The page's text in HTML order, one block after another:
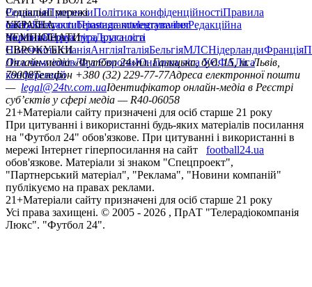
РедакціяПрогнозиПолітика конфіденційностіПравила
сайтуКонтактиПравила коментуванняРедакційна
політикаСтруктура власності
Соціальні мережі
facebookxyoutubeinstagramtelegramviber
УКРАЇНА
УкраїнаПерша лігаДруга ліга
ЧЕМПІОНАТИ
НімеччинаІспаніяАнгліяІталіяБельгіяМЛСНідерландиФранція
ЄВРОКУБКИ
Ліга чемпіонівЛіга ЄвропиЮнацька ліга УЄФАЛіга
конференцій
Онлайн-медіа «Футбол 24»пл. Галицька, буд. 15, м. Львів,
79008Телефон +380 (32) 229-77-77Адреса електронної пошти
— legal@24tv.com.uaІдентифікатор онлайн-медіа в Реєстрі
суб’єктів у сфері медіа — R40-06058
21+Матеріали сайту призначені для осіб старше 21 року
При цитуванні і використанні будь-яких матеріалів посилання
на "Футбол 24" обов'язкове. При цитуванні і використанні в
мережі Інтернет гіперпосилання на сайт
football24.ua
обов'язкове. Матеріали зі знаком "Спецпроект",
"Партнерський матеріал", "Реклама", "Новини компаній"
публікуємо на правах реклами.
21+Матеріали сайту призначені для осіб старше 21 року
Усi права захищенi. © 2005 - 2026 , ПрАТ "Телерадіокомпанія
Люкс". "Футбол 24".